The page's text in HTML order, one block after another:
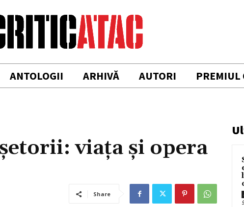
ANTOLOGII ARHIVĂ AUTORI PREMIUL
viaţa şi opera
Share